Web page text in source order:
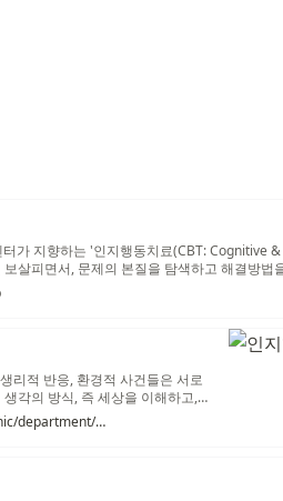
가 지향하는 '인지행동치료(CBT: Cognitive
살피면서, 문제의 본질을 탐색하고 해결방법
심리치료(psychotherapy) 방법입니다. 인지
인 치료입니다.
리적 반응, 환경적 사건들은 서로
각의 방식, 즉 세상을 이해하고,
인지라고 합니다. 사람은 누구나
한 인지구조는 감정 및 행동, 지각
https://sev.iseverance.com/dept_clinic/department/psychiatry/treatment/view.asp?con_no=89623&page=1&SearchField=&SearchWord=